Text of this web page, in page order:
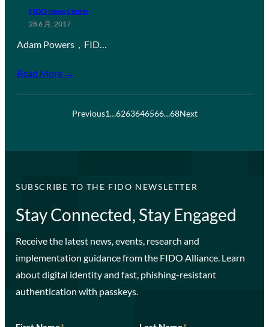
FIDO News Center
28 6 月, 2017
Adam Powers，FID…
Read More →
Previous1…6263646566…68Next
SUBSCRIBE TO THE FIDO NEWSLETTER
Stay Connected, Stay Engaged
Receive the latest news, events, research and
implementation guidance from the FIDO Alliance. Learn
about digital identity and fast, phishing-resistant
authentication with passkeys.